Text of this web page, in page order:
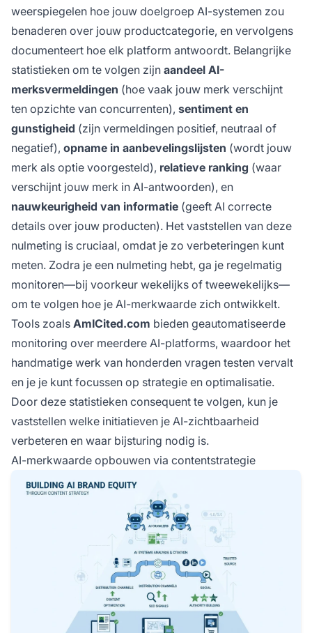
weerspiegelen hoe jouw doelgroep AI-systemen zou
benaderen over jouw productcategorie, en vervolgens
documenteert hoe elk platform antwoordt. Belangrijke
statistieken om te volgen zijn aandeel AI-
merksvermeldingen (hoe vaak jouw merk verschijnt
ten opzichte van concurrenten), sentiment en
gunstigheid (zijn vermeldingen positief, neutraal of
negatief), opname in aanbevelingslijsten (wordt jouw
merk als optie voorgesteld), relatieve ranking (waar
verschijnt jouw merk in AI-antwoorden), en
nauwkeurigheid van informatie (geeft AI correcte
details over jouw producten). Het vaststellen van deze
nulmeting is cruciaal, omdat je zo verbeteringen kunt
meten. Zodra je een nulmeting hebt, ga je regelmatig
monitoren—bij voorkeur wekelijks of tweewekelijks—
om te volgen hoe je AI-merkwaarde zich ontwikkelt.
Tools zoals AmICited.com bieden geautomatiseerde
monitoring over meerdere AI-platforms, waardoor het
handmatige werk van honderden vragen testen vervalt
en je je kunt focussen op strategie en optimalisatie.
Door deze statistieken consequent te volgen, kun je
vaststellen welke initiatieven je AI-zichtbaarheid
verbeteren en waar bijsturing nodig is.
AI-merkwaarde opbouwen via contentstrategie